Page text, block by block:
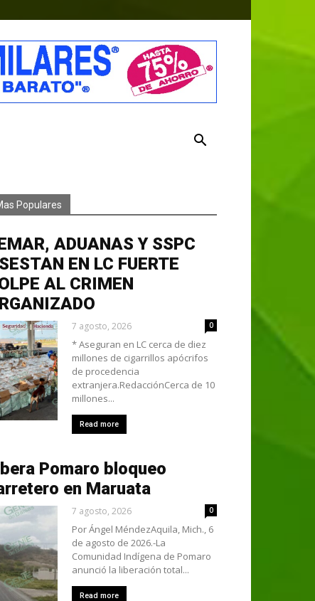
Populares
ADUANAS Y SSPC
EN LC FUERTE
AL CRIMEN
7 agosto, 2026 0
* Aseguran en LC cerca de diez
millones de cigarrillos apócrifos
de procedencia
extranjera.RedacciónCerca de 10
millones...
Read more
Pomaro bloqueo
en Maruata
7 agosto, 2026 0
Por Ángel MéndezAquila, Mich., 6
de agosto de 2026.-La
Comunidad Indígena de Pomaro
anunció la liberación total...
Read more